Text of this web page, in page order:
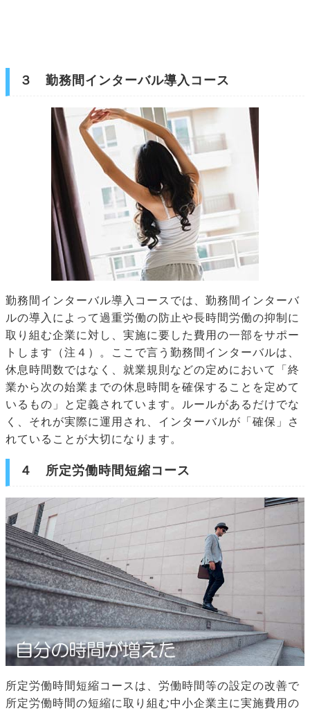
３ 勤務間インターバル導入コース
勤務間インターバル導入コースでは、勤務間インターバ
ルの導入によって過重労働の防止や長時間労働の抑制に
取り組む企業に対し、実施に要した費用の一部をサポー
トします（注４）。ここで言う勤務間インターバルは、
休息時間数ではなく、就業規則などの定めにおいて「終
業から次の始業までの休息時間を確保することを定めて
いるもの」と定義されています。ルールがあるだけでな
く、それが実際に運用され、インターバルが「確保」さ
れていることが大切になります。
４ 所定労働時間短縮コース
所定労働時間短縮コースは、労働時間等の設定の改善で
所定労働時間の短縮に取り組む中小企業主に実施費用の